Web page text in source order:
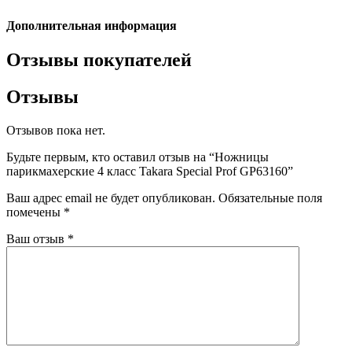
Дополнительная информация
Отзывы покупателей
Отзывы
Отзывов пока нет.
Будьте первым, кто оставил отзыв на “Ножницы
парикмахерские 4 класс Takara Special Prof GP63160”
Ваш адрес email не будет опубликован. Обязательные поля
помечены *
Ваш отзыв *